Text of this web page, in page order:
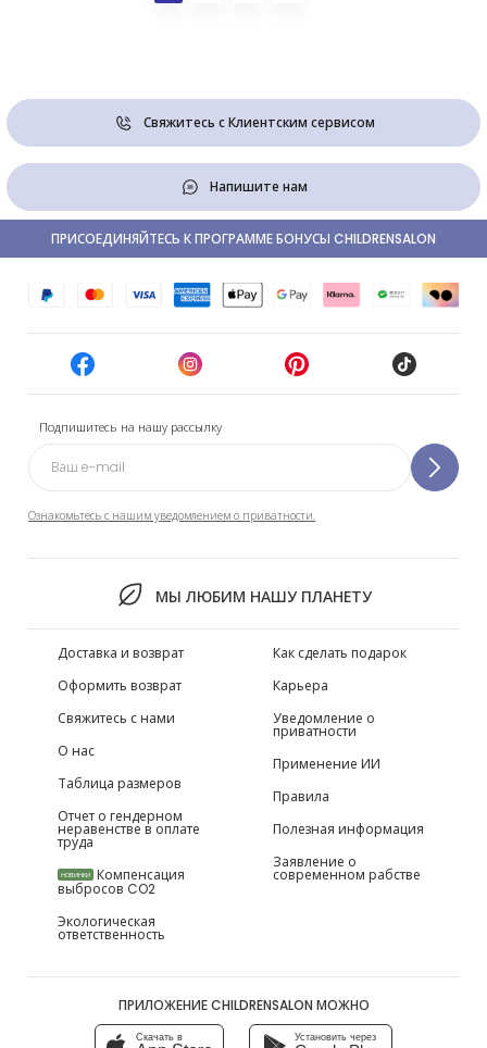
Свяжитесь с Клиентским сервисом
Напишите нам
Подпишитесь на нашу рассылку
Ознакомьтесь с нашим уведомлением о приватности.
МЫ ЛЮБИМ НАШУ ПЛАНЕТУ
ПРИСОЕДИНЯЙТЕСЬ К ПРОГРАММЕ БОНУСЫ CHILDRENSALON
Доставка и возврат
Оформить возврат
Свяжитесь с нами
О нас
Таблица размеров
Отчет о гендерном
неравенстве в оплате
труда
НОВИНКИ Компенсация
выбросов CO2
Экологическая
ответственность
Как сделать подарок
Карьера
Уведомление о
приватности
Применение ИИ
Правила
Полезная информация
Заявление о
современном рабстве
ПРИЛОЖЕНИЕ CHILDRENSALON МОЖНО
Скачать в Установить через